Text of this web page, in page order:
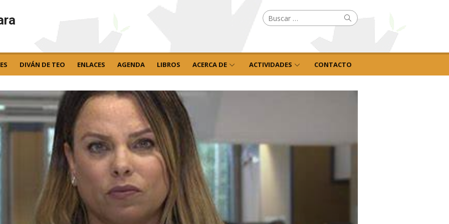
Buscar
por: Buscar
DIVÁN DE TEO ENLACES AGENDA LIBROS ACERCA DE ACTIVIDADES CONTACTO